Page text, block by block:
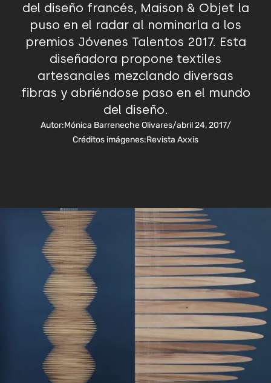
del diseño francés, Maison & Objet la
puso en el radar al nominarla a los
premios Jóvenes Talentos 2017. Esta
diseñadora propone textiles
artesanales mezclando diversas
fibras y abriéndose paso en el mundo
del diseño.
Autor:Mónica Barreneche Olivares/abril 24, 2017/
Créditos imágenes:Revista Axxis